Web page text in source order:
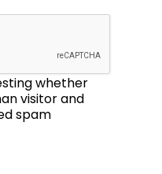
whether
visitor and
spam